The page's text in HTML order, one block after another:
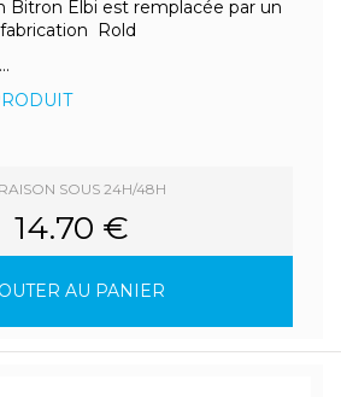
Bitron Elbi est remplacée par un
Rold
SOUS 24H/48H
14.70 €
AU PANIER